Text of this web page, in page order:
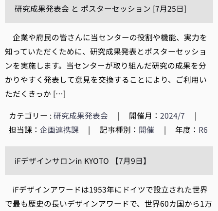
研究成果発表会 と ポスターセッション [7月25日]
企業や府民の皆さんに当センターの役割や機能、実力を
知っていただくために、研究成果発表とポスターセッショ
ンを実施します。当センターが取り組んだ研究の成果を分
かりやすく発表して意見を交換することにより、ご利用い
ただくきっか […]
カテゴリー :研究成果発表会 | 開催月：2024/7
|
担当課： 企画連携課 | 記事種別： 開催 | 年度： R6
iFデザインサロンin KYOTO 【7月9日】
iFデザインアワードは1953年にドイツで設立された世界
で最も歴史の長いデザインアワードで、世界60カ国から1万